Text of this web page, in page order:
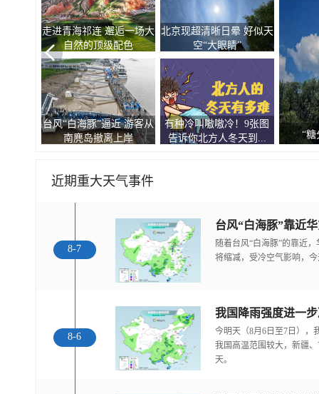
走进青海祁连 邂逅一场大
自然的顶级配色
北京现超清晰日晕 好似天
空“大眼睛”
台风“白海豚”逼近 游客从
南麂岛撤离上岸
有种冷叫嗷嗷冷！9张图
告诉你北方人冬天到...
“
近期重大天气事件
8-7
随着台风“白海豚”的靠近
将缩减，受冷空气影响，
8-6
今明天（8月6日至7日），
我国高温范围较大，新疆
天。